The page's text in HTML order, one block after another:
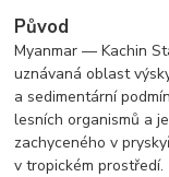
Původ
Myanmar — Kachin
uznávaná oblast
a sedimentární
lesních organismů a
zachyceného v
v tropickém prostředí.